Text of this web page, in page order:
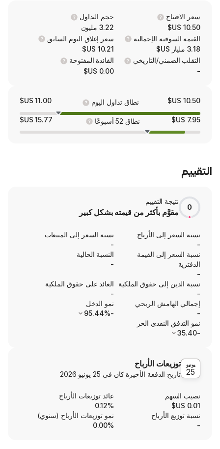
has interest in Tulkubash/Kyzyltash
حجم التداول
3.22 مليون
الإجمالية
سعر إغلاق اليوم السابق
10.21 US$
التاريخي
الفائدة المفتوحة
نطاق تداول اليوم 11.00 US$
نطاق 52 أسبوعًا 15.77 US$
من قيمته بشكل كبير
الأرباح
نسبة السعر إلى المبيعات
القيمة
النسبة الحالية
حقوق الملكية
العائد على حقوق الملكية
الربحي
نمو الدخل
الحر
الأرباح
الأخيرة كان في25 يونيو 2026
عائد توزيعات الأرباح
نمو توزيعات الأرباح (سنوي)